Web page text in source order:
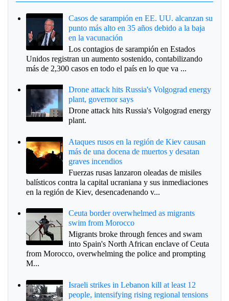
Casos de sarampión en EE. UU. alcanzan su
punto más alto en 35 años debido a la baja
en la vacunación
Los contagios de sarampión en Estados
Unidos registran un aumento sostenido, contabilizando
más de 2,300 casos en todo el país en lo que va ...
Drone attack hits Russia's Volgograd energy
plant, governor says
Drone attack hits Russia's Volgograd energy
plant.
Ataques rusos en la región de Kiev causan
más de una docena de muertos y desatan
graves incendios
Fuerzas rusas lanzaron oleadas de misiles
balísticos contra la capital ucraniana y sus inmediaciones
en la región de Kiev, desencadenando v...
Ceuta border overwhelmed as migrants
swim from Morocco
Migrants broke through fences and swam
into Spain's North African enclave of Ceuta
from Morocco, overwhelming the police and prompting
M...
Israeli strikes in Lebanon kill at least 12
people, intensifying rising regional tensions